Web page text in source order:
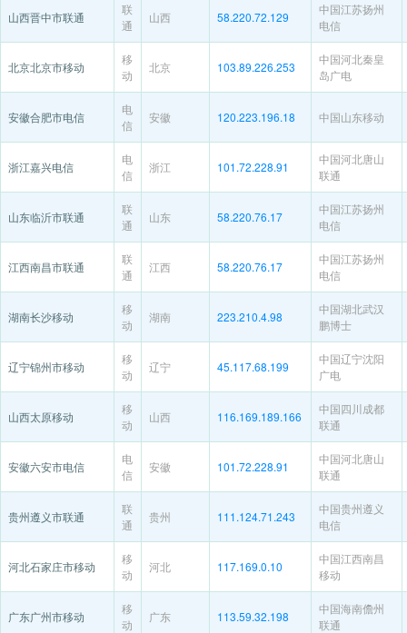
山西晋中市联通
联
通
山西 58.220.72.129
中国江苏扬州
电信
北京北京市移动
移
动
北京 103.89.226.253
中国河北秦皇
岛广电
安徽合肥市电信
电
信
安徽 120.223.196.18 中国山东移动
浙江嘉兴电信
电
信
浙江 101.72.228.91
中国河北唐山
联通
山东临沂市联通
联
通
山东 58.220.76.17
中国江苏扬州
电信
江西南昌市联通
联
通
江西 58.220.76.17
中国江苏扬州
电信
湖南长沙移动
移
动
湖南 223.210.4.98
中国湖北武汉
鹏博士
辽宁锦州市移动
移
动
辽宁 45.117.68.199
中国辽宁沈阳
广电
山西太原移动
移
动
山西 116.169.189.166
中国四川成都
联通
安徽六安市电信
电
信
安徽 101.72.228.91
中国河北唐山
联通
贵州遵义市联通
联
通
贵州 111.124.71.243
中国贵州遵义
电信
河北石家庄市移动
移
动
河北 117.169.0.10
中国江西南昌
移动
广东广州市移动
移
动
广东 113.59.32.198
中国海南儋州
联通